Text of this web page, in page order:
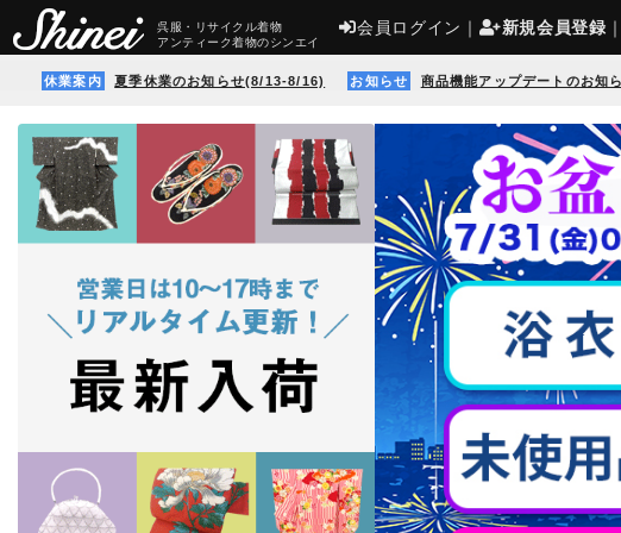
呉服・リサイクル着物
アンティーク着物のシンエイ
会員ログイン ｜ 新規会員登録
休業案内 夏季休業のお知らせ(8/13-8/16) お知らせ 商品機能アップデートのお知